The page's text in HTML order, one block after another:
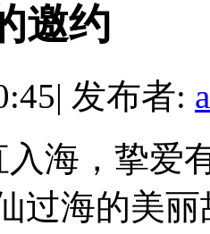
邀约
| 发布者:
入海，挚爱
过海的美